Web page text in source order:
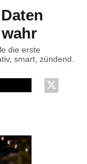
die erste
smart, zündend.